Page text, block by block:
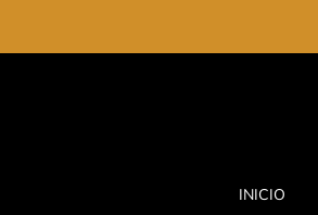
INICIO